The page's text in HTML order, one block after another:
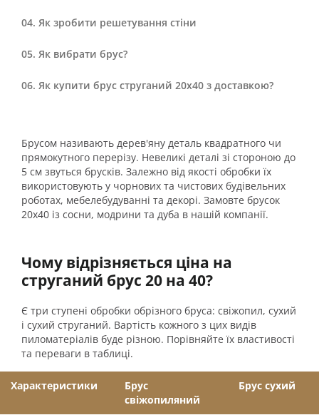
Як зробити решетування стіни
Як вибрати брус?
Як купити брус струганий 20х40 з доставкою?
Брусом називають дерев'яну деталь квадратного чи
прямокутного перерізу. Невеликі деталі зі стороною до
5 см звуться брусків. Залежно від якості обробки їх
використовують у чорнових та чистових будівельних
роботах, мебелебудуванні та декорі. Замовте брусок
20х40 із сосни, модрини та дуба в нашій компанії.
Чому відрізняється ціна на
струганий брус 20 на 40?
Є три ступені обробки обрізного бруса: свіжопил, сухий
і сухий струганий. Вартість кожного з цих видів
пиломатеріалів буде різною. Порівняйте їх властивості
та переваги в таблиці.
Характеристики
Брус
свіжопиляний
Брус сухий